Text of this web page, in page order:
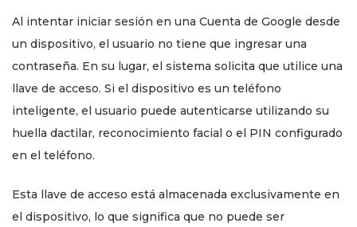
Al intentar iniciar sesión en una Cuenta de Google desde
un dispositivo, el usuario no tiene que ingresar una
contraseña. En su lugar, el sistema solicita que utilice una
llave de acceso. Si el dispositivo es un teléfono
inteligente, el usuario puede autenticarse utilizando su
huella dactilar, reconocimiento facial o el PIN configurado
en el teléfono.
Esta llave de acceso está almacenada exclusivamente en
el dispositivo, lo que significa que no puede ser